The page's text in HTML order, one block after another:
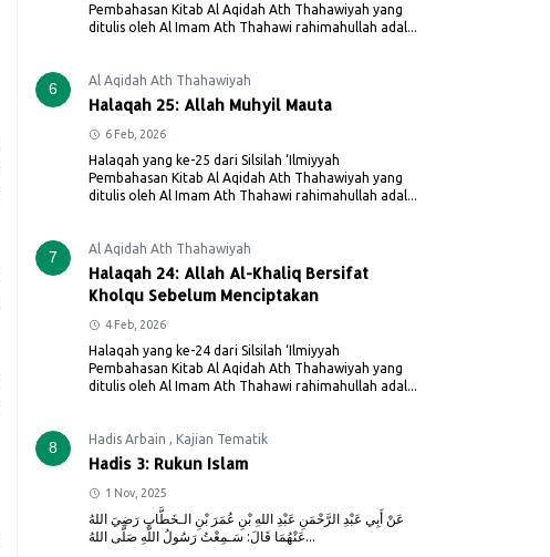
Pembahasan Kitab Al Aqidah Ath Thahawiyah yang
ditulis oleh Al Imam Ath Thahawi rahimahullah adal...
6 Al Aqidah Ath Thahawiyah
Halaqah 25: Allah Muhyil Mauta
6 Feb, 2026
Halaqah yang ke-25 dari Silsilah ‘Ilmiyyah
Pembahasan Kitab Al Aqidah Ath Thahawiyah yang
ditulis oleh Al Imam Ath Thahawi rahimahullah adal...
7 Al Aqidah Ath Thahawiyah
Halaqah 24: Allah Al-Khaliq Bersifat
Kholqu Sebelum Menciptakan
4 Feb, 2026
Halaqah yang ke-24 dari Silsilah ‘Ilmiyyah
Pembahasan Kitab Al Aqidah Ath Thahawiyah yang
ditulis oleh Al Imam Ath Thahawi rahimahullah adal...
8 Hadis Arbain , Kajian Tematik
Hadis 3: Rukun Islam
1 Nov, 2025
عَنْ أَبِي عَبْدِ الرَّحْمَنِ عَبْدِ اللهِ بْنِ عُمَرَ بْنِ الـخَطَّابِ رَضِيَ اللهُ
عَنْهُمَا قَالَ: سَـمِعْتُ رَسُولُ اللَّهِ صَلَّى اللهُ...